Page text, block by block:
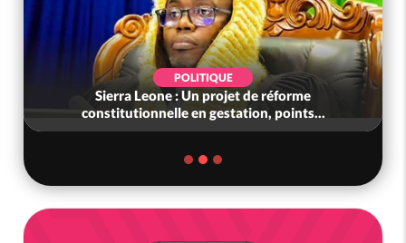
POLITIQUE
Sierra Leone : Un projet de réforme
constitutionnelle en gestation, points...